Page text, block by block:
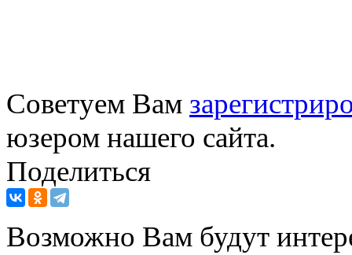
Советуем Вам
юзером нашего сайта.
Поделиться
Возможно Вам будут